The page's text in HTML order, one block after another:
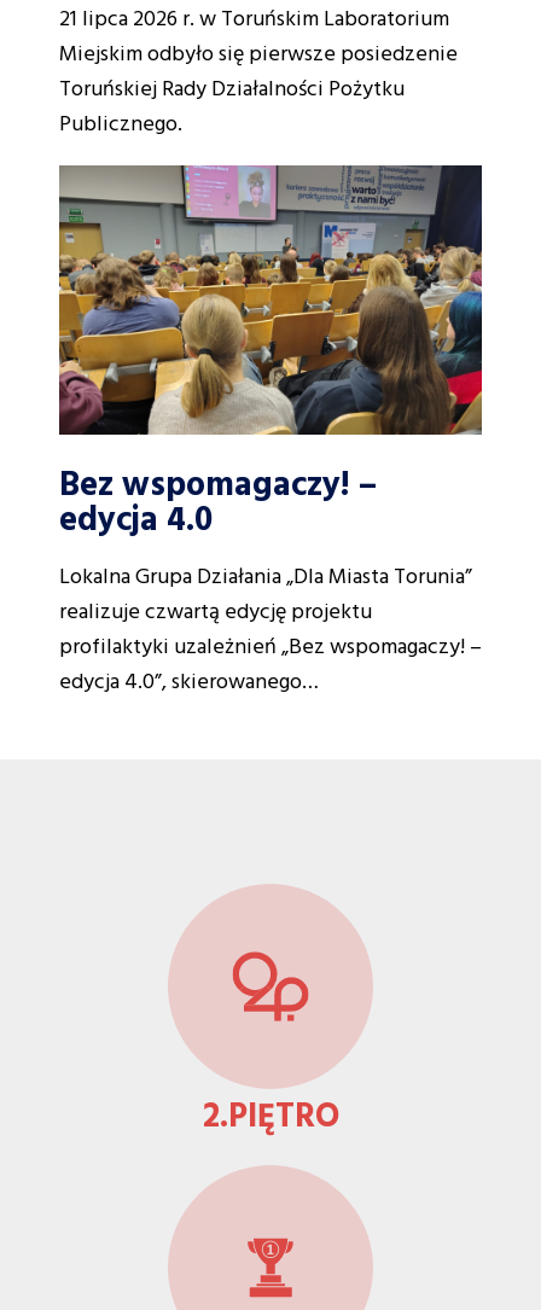
21 lipca 2026 r. w Toruńskim Laboratorium
Miejskim odbyło się pierwsze posiedzenie
Toruńskiej Rady Działalności Pożytku
Publicznego.
Bez wspomagaczy! –
edycja 4.0
Lokalna Grupa Działania „Dla Miasta Torunia”
realizuje czwartą edycję projektu
profilaktyki uzależnień „Bez wspomagaczy! –
edycja 4.0”, skierowanego…
2.PIĘTRO